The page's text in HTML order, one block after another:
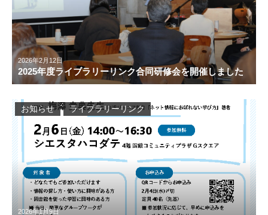
2026年2月12日
2025年度ライブラリーリンク合同研修会を開催しました
2026年1月9日
お知らせ ライブラリーリンク